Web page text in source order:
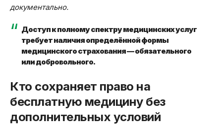
документально.
Доступ к полному спектру медицинских услуг
требует наличия определённой формы
медицинского страхования — обязательного
или добровольного.
Кто сохраняет право на
бесплатную медицину без
дополнительных условий